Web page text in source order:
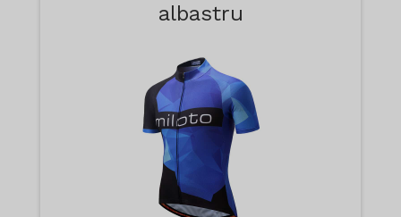
albastru